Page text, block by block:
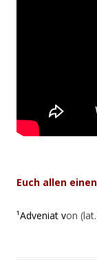
Euch allen
¹Adveniat von